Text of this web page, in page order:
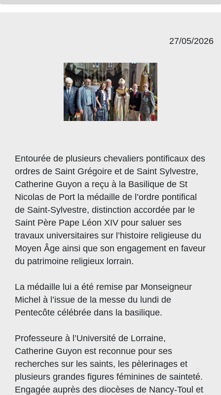
27/05/2026
Entourée de plusieurs chevaliers pontificaux des
ordres de Saint Grégoire et de Saint Sylvestre,
Catherine Guyon a reçu à la Basilique de St
Nicolas de Port la médaille de l’ordre pontifical
de Saint-Sylvestre, distinction accordée par le
Saint Père Pape Léon XIV pour saluer ses
travaux universitaires sur l’histoire religieuse du
Moyen Âge ainsi que son engagement en faveur
du patrimoine religieux lorrain.
La médaille lui a été remise par Monseigneur
Michel à l’issue de la messe du lundi de
Pentecôte célébrée dans la basilique.
Professeure à l’Université de Lorraine,
Catherine Guyon est reconnue pour ses
recherches sur les saints, les pèlerinages et
plusieurs grandes figures féminines de sainteté.
Engagée auprès des diocèses de Nancy-Toul et